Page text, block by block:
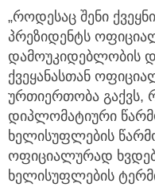
„როდესაც შენი
პრეზიდენტს
დამოუკიდებლობის
ქვეყანასთან
ურთიერთობა გაქვს,
დიპლომატიური
ხელისუფლების
ოფიციალურად
ხელისუფლების